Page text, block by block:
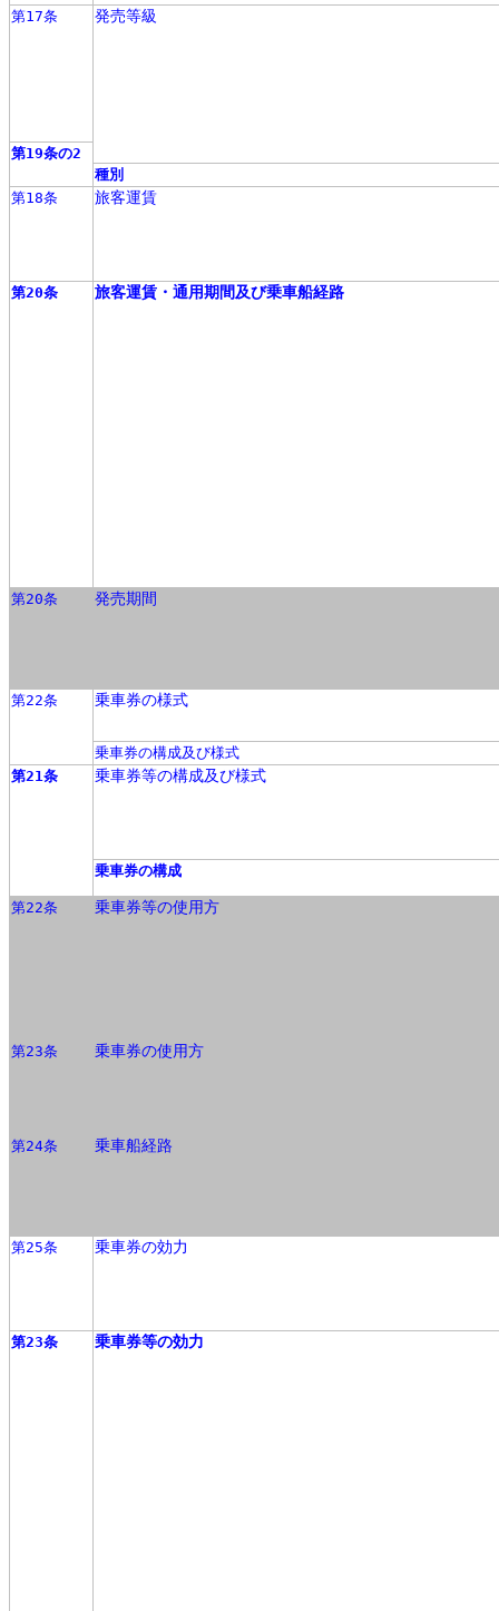
第17条
発売等級
第19条の2
種別
第18条
旅客運賃
第20条 旅客運賃・通用期間及び乗車船経路
第20条 発売期間
第22条 乗車券の様式
乗車券の構成及び様式
第21条
乗車券等の構成及び様式
乗車券の構成
第22条 乗車券等の使用方
第23条 乗車券の使用方
第24条 乗車船経路
第25条 乗車券の効力
第23条 乗車券等の効力